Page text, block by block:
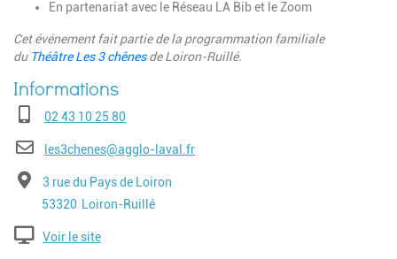
En partenariat avec le Réseau LA Bib et le Zoom
Cet événement fait partie de la programmation familiale
du Théâtre Les 3 chênesde Loiron-Ruillé.
Téléphone02 43 10 25 80
E-mailles3chenes@agglo-laval.fr
Adresse3 rue du Pays de Loiron
Code postal
53320 Ville
Loiron-Ruillé
Voir le site